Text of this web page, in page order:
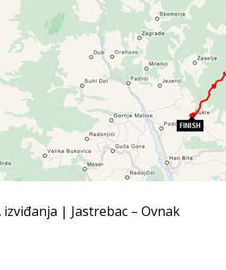
izviđanja | Jastrebac – Ovnak